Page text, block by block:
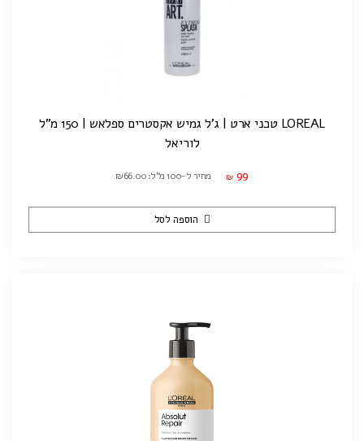
LOREAL טכני ארט | ג'ל גמיש אקסטרים ספלאש | 150 מ"ל
לוריאל
₪ 99 מחיר ל-100 מ"ל: ₪66.00
הוספה לסל